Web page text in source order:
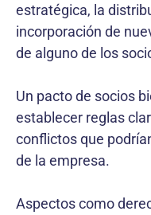
estratégica, la
incorporación de
de alguno de los
Un pacto de socios
establecer reglas
conflictos que
de la empresa.
Aspectos como